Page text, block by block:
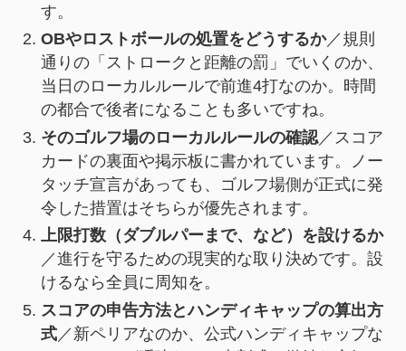
す。
OBやロストボールの処置をどうするか／規則
通りの「ストロークと距離の罰」でいくのか、
当日のローカルルールで前進4打なのか。時間
の都合で後者になることも多いですね。
そのゴルフ場のローカルルールの確認／スコア
カードの裏面や掲示板に書かれています。ノー
タッチ宣言があっても、ゴルフ場側が正式に発
令した措置はそちらが優先されます。
上限打数（ダブルパーまで、など）を設けるか
／進行を守るための現実的な取り決めです。設
けるなら全員に周知を。
スコアの申告方法とハンディキャップの算出方
式／新ペリアなのか、公式ハンディキャップな